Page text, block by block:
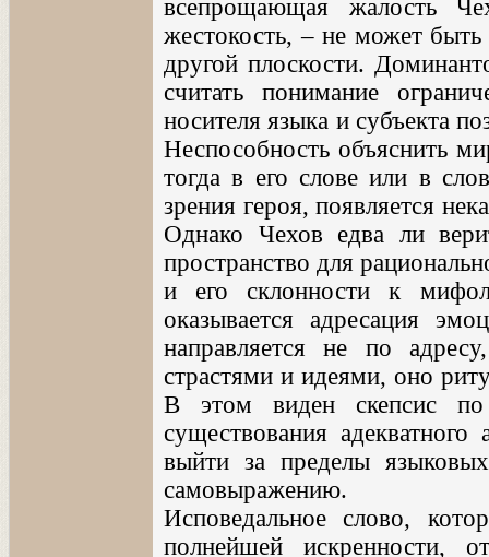
всепрощающая жалость
жестокость, – не может
другой плоскости.
считать понимание
носителя языка и субъекта
Неспособность объяснить
тогда в его слове или в
зрения героя, появляется
Однако Чехов едва ли
пространство для
и его склонности к
оказывается адресация
направляется не по
страстями и идеями, оно
В этом виден скепсис
существования
выйти за пределы
самовыражению.
Исповедальное слово,
полнейшей искренности,